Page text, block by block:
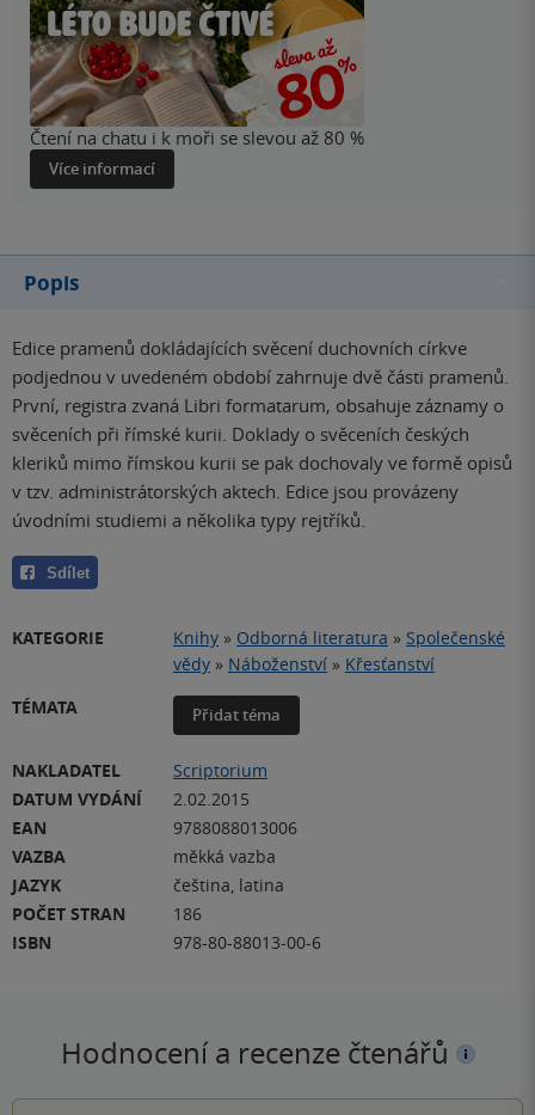
Čtení na chatu i k moři se slevou až 80 %
Více informací
Popis
Edice pramenů dokládajících svěcení duchovních církve
podjednou v uvedeném období zahrnuje dvě části pramenů.
První, registra zvaná Libri formatarum, obsahuje záznamy o
svěceních při římské kurii. Doklady o svěceních českých
kleriků mimo římskou kurii se pak dochovaly ve formě opisů
v tzv. administrátorských aktech. Edice jsou provázeny
úvodními studiemi a několika typy rejtříků.
Sdílet
KATEGORIE Knihy » Odborná literatura » Společenské
vědy » Náboženství » Křesťanství
TÉMATA
Přidat téma
NAKLADATEL
Scriptorium
DATUM VYDÁNÍ
2.02.2015
EAN
9788088013006
VAZBA
měkká vazba
JAZYK
čeština, latina
POČET STRAN
186
ISBN
978-80-88013-00-6
Hodnocení a recenze čtenářů